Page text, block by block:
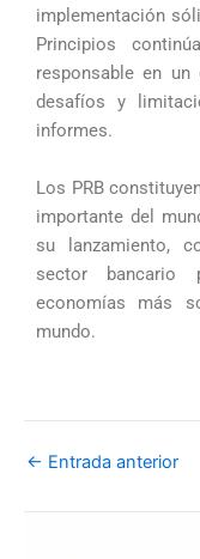
implementación
Principios
responsable en
desafíos y
informes.
Los PRB
importante del
su lanzamiento,
sector bancario
economías más
mundo.
← Entrada anterior